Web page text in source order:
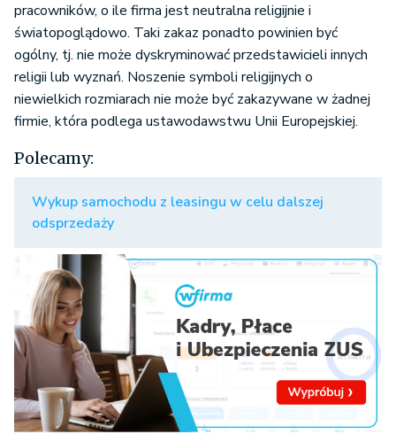
pracowników, o ile firma jest neutralna religijnie i
światopoglądowo. Taki zakaz ponadto powinien być
ogólny, tj. nie może dyskryminować przedstawicieli innych
religii lub wyznań. Noszenie symboli religijnych o
niewielkich rozmiarach nie może być zakazywane w żadnej
firmie, która podlega ustawodawstwu Unii Europejskiej.
Polecamy:
Wykup samochodu z leasingu w celu dalszej
odsprzedaży